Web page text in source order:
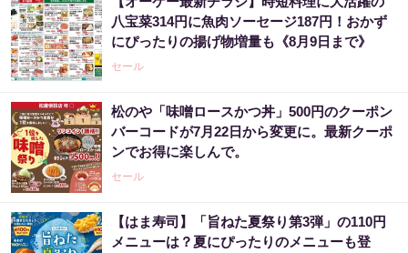
八宝菜314円に魚肉ソーセージ187円！おかず
にぴったりの揚げ物増量も《8月9日まで》
セール
松のや「味噌ロースかつ丼」500円のクーポン
バーコードが7月22日から変更に。最新クーポ
ンでお得に楽しんで。
セール
【はま寿司】「旨ねた夏祭り第3弾」の110円
メニューは？夏にぴったりのメニューも登